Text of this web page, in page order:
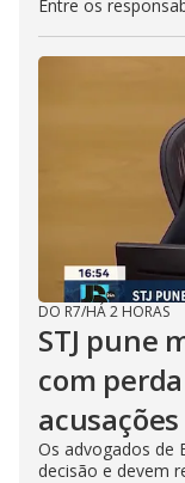
Entre os
DO R7/HÁ 2 HORAS
STJ pune
com
Os advogados de
decisão e devem